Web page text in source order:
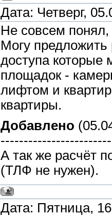
Дата: Четверг,
Не совсем понял,
Могу
доступа
площадок -
лифтом и
квартиры.
Добавлено
А так же расчёт
(ТЛФ не нужен).
Дата: Пятница,